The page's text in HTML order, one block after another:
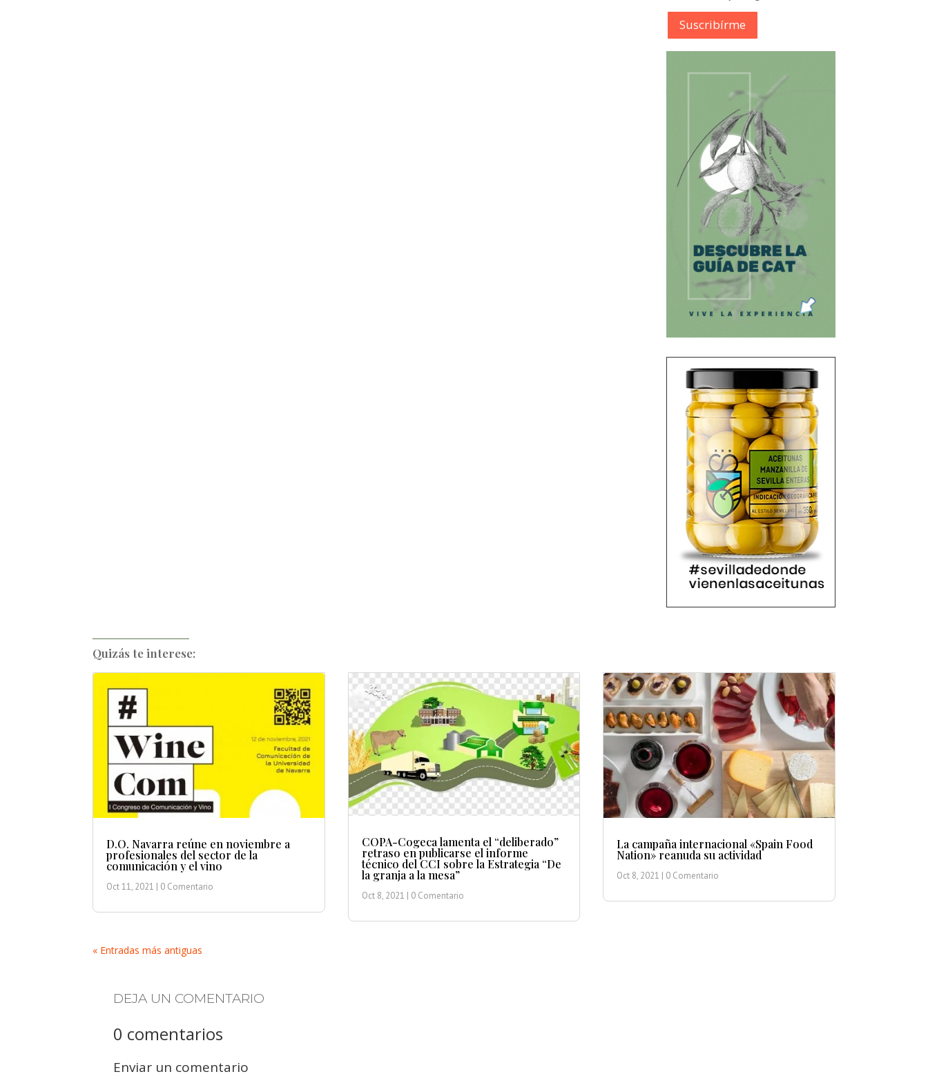
Suscribírme
Quizás te interese:
D.O. Navarra reúne en noviembre a
profesionales del sector de la
comunicación y el vino
Oct 11, 2021 | 0 Comentario
COPA-Cogeca lamenta el “deliberado”
retraso en publicarse el informe
técnico del CCI sobre la Estrategia “De
la granja a la mesa”
Oct 8, 2021 | 0 Comentario
La campaña internacional «Spain Food
Nation» reanuda su actividad
Oct 8, 2021 | 0 Comentario
« Entradas más antiguas
DEJA UN COMENTARIO
0 comentarios
Enviar un comentario